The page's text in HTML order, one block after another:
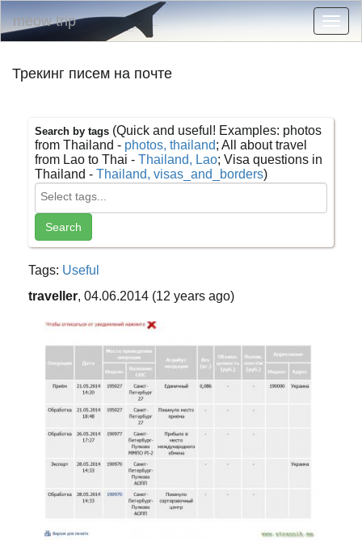
meow trip
Трекинг писем на почте
Search by tags (Quick and useful! Examples: photos
from Thailand - photos, thailand; All about travel
from Lao to Thai - Thailand, Lao; Visa questions in
Thailand - Thailand, visas_and_borders)
Tags: Useful
traveller, 04.06.2014 (12 years ago)